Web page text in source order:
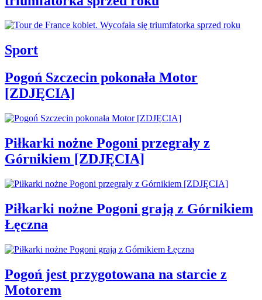
Sport
Pogoń Szczecin pokonała Motor
[ZDJĘCIA]
Piłkarki nożne Pogoni przegrały z
Górnikiem [ZDJĘCIA]
Piłkarki nożne Pogoni grają z Górnikiem
Łęczna
Pogoń jest przygotowana na starcie z
Motorem